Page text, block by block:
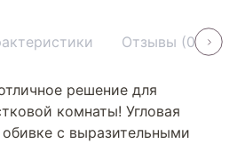
Отзывы (0)
решение для
комнаты! Угловая
с выразительными